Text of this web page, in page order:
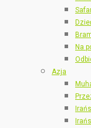
Na
Azja